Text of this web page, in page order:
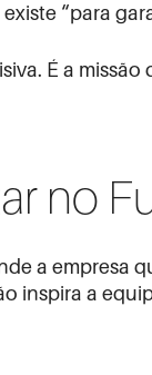
“para
É a
no
a empresa
inspira a